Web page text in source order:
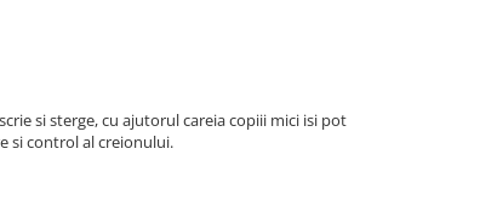
si sterge, cu ajutorul careia copiii mici isi pot
si control al creionului.